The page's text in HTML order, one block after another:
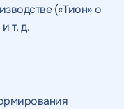
(«Тион» о
т. д.